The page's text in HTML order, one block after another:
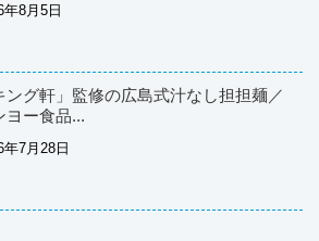
年8月5日
ング軒」監修の広島式汁なし担担麺／
ヨー食品...
年7月28日